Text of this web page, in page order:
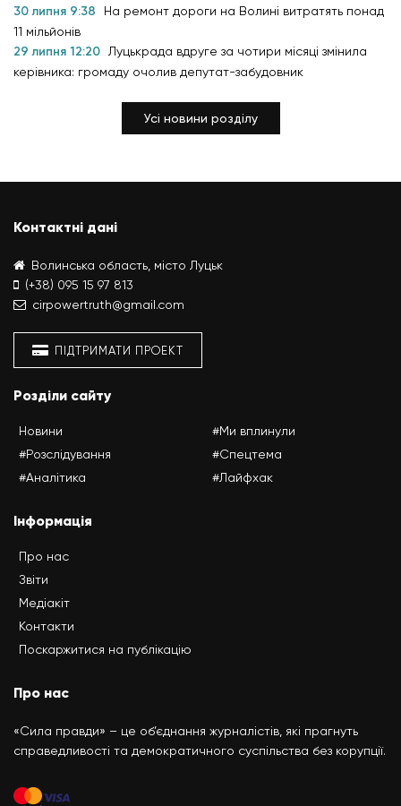
30 липня 9:38
На ремонт дороги на Волині витратять понад
11 мільйонів
29 липня 12:20
Луцькрада вдруге за чотири місяці змінила
керівника: громаду очолив депутат-забудовник
Усі новини розділу
Контактні дані
Волинська область, місто Луцьк
(+38) 095 15 97 813
cirpowertruth@gmail.com
ПІДТРИМАТИ ПРОЕКТ
Розділи сайту
Новини
#Розслідування
#Аналітика
#Ми вплинули
#Спецтема
#Лайфхак
Інформація
Про нас
Звіти
Медіакіт
Контакти
Поскаржитися на публікацію
Про нас
«Сила правди» – це об’єднання журналістів, які прагнуть
справедливості та демократичного суспільства без корупції.